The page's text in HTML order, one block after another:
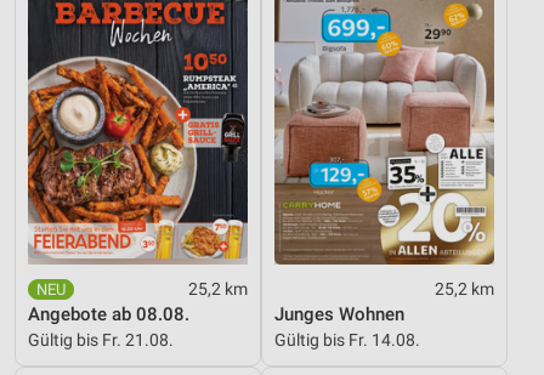
25,2 km
Angebote ab 08.08.
Gültig bis Fr. 21.08.
25,2 km
Junges Wohnen
Gültig bis Fr. 14.08.
Erstellung von Profilen zur Personalisierung
von Inhalten
Verwendung von Profilen zur Auswahl
personalisierter Inhalte
Messung der Werbeleistung
Messung der Performance von Inhalten
Analyse von Zielgruppen durch Statistiken oder
Kombinationen von Daten aus verschiedenen
Quellen
Entwicklung und Verbesserung der Angebote